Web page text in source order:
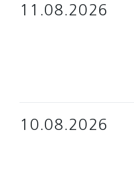
11.08.2026
10.08.2026